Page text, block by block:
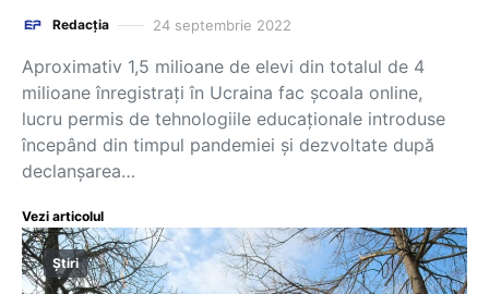
Redacția 24 septembrie 2022
Aproximativ 1,5 milioane de elevi din totalul de 4
milioane înregistrați în Ucraina fac școala online,
lucru permis de tehnologiile educaționale introduse
începând din timpul pandemiei și dezvoltate după
declanșarea…
Vezi articolul
Știri